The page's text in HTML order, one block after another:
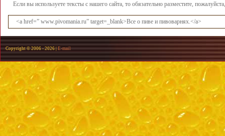
Если вы используете тексты с нашего сайта, то обязательно разместите,
<a href=” www.pivomania.ru” target=_blank>Все о пиве и пивоварнях.</a>
Copyright © 2006 -2026 |E-mail